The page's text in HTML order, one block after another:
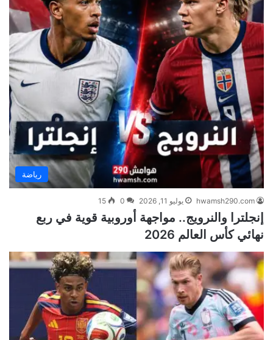
رياضة
hwamsh290.com يوليو 11, 2026 0
15
إنجلترا والنرويج.. مواجهة أوروبية قوية في ربع
نهائي كأس العالم 2026